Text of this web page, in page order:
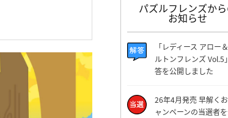
パズルフレンズか
お知らせ
「レディース アロー
ルトンフレンズ Vol.5
答を公開しました
26年4月発売 早解く
ャンペーンの当選者